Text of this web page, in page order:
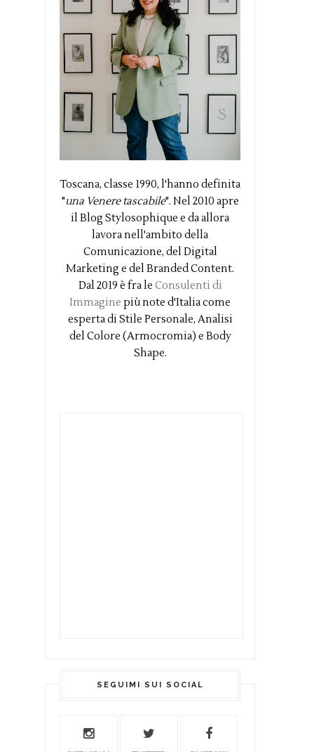
Toscana, classe 1990, l'hanno definita
"una Venere tascabile". Nel 2010 apre
il Blog Stylosophique e da allora
lavora nell'ambito della
Comunicazione, del Digital
Marketing e del Branded Content.
Dal 2019 è fra le Consulenti di
Immagine più note d'Italia come
esperta di Stile Personale, Analisi
del Colore (Armocromia) e Body
Shape.
SEGUIMI SUI SOCIAL